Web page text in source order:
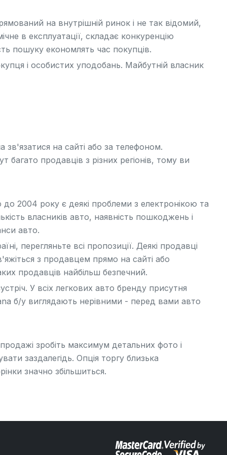
на внутрішній ринок і не так відомий,
в експлуатації, складає конкуренцію
пошуку економлять час покупців.
і особистих уподобань. Майбутній власник
на сайті або за телефоном.
продавців з різних регіонів, тому ви
2004 року є деякі проблеми з електронікою та
власників авто, наявність пошкоджень і
авто.
перегляньте всі пропозиції. Деякі продавці
з продавцем прямо на сайті або
продавців найбільш безпечний.
У всіх легкових авто бренду присутня
б/у виглядають нерівними - перед вами авто
зробіть максимум детальних фото і
заздалегідь. Опція торгу близька
значно збільшиться.